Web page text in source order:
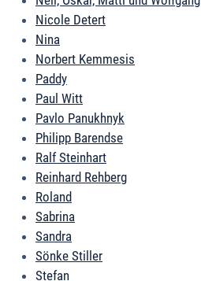
Nicole Detert
Nina
Norbert Kemmesis
Paddy
Paul Witt
Pavlo Panukhnyk
Philipp Barendse
Ralf Steinhart
Reinhard Rehberg
Roland
Sabrina
Sandra
Sönke Stiller
Stefan